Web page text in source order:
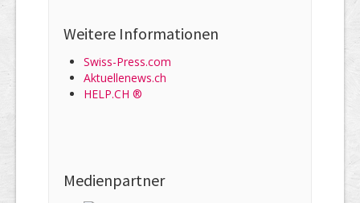
Weitere Informationen
Swiss-Press.com
Aktuellenews.ch
HELP.CH ®
Medienpartner